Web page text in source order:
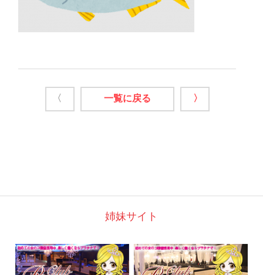
〈 一覧に戻る 〉
姉妹サイト